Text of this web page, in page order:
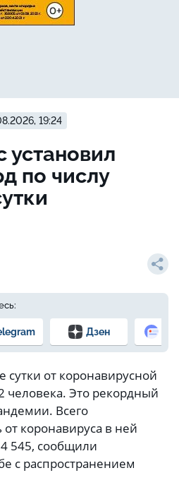
19:24
установил
по числу
Дзен
от коронавирусной
Это рекордный
Всего
коронавируса в ней
545, сообщили
с распространением